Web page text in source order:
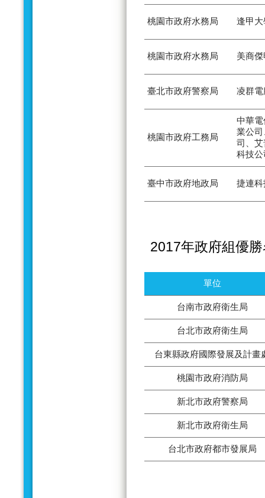
桃園市政府水務局 逢甲大
桃園市政府水務局 美商
臺北市政府警察局 凌群
桃園市政府工務局
中華
業公
司、艾
科技
臺中市政府地政局 捷連
2017年政府組優
單位
台南市政府衛生局
台北市政府衛生局
台東縣政府國際發展及計畫
桃園市政府消防局
新北市政府警察局
新北市政府衛生局
台北市政府都市發展局